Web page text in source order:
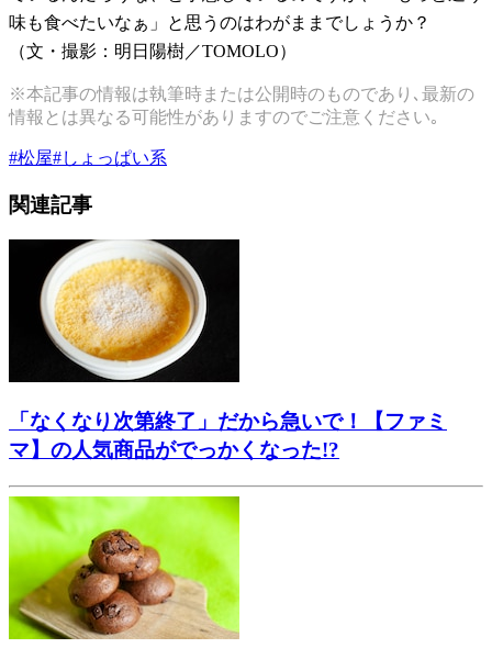
味も食べたいなぁ」と思うのはわがままでしょうか？
（文・撮影：明日陽樹／TOMOLO）
※本記事の情報は執筆時または公開時のものであり､最新の
情報とは異なる可能性がありますのでご注意ください｡
#松屋#しょっぱい系
関連記事
「なくなり次第終了」だから急いで！【ファミ
マ】の人気商品がでっかくなった!?